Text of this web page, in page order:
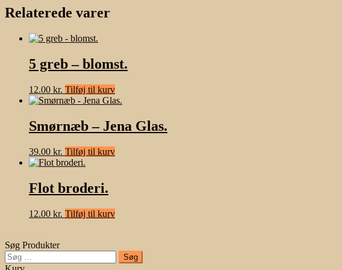
Relaterede varer
5 greb – blomst.
12.00 kr. Tilføj til kurv
Smørnæb – Jena Glas.
39.00 kr. Tilføj til kurv
Flot broderi.
12.00 kr. Tilføj til kurv
Søg Produkter
Søg
efter: